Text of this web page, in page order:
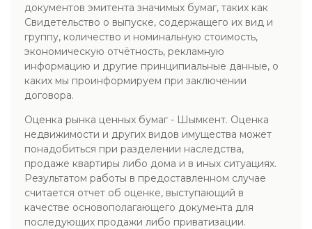
документов эмитента значимых бумаг, таких как
Свидетельство о выпуске, содержащего их вид и
группу, количество и номинальную стоимость,
экономическую отчётность, рекламную
информацию и другие принципиальные данные, о
каких мы проинформируем при заключении
договора.
Оценка рынка ценных бумаг - Шымкент. Оценка
недвижимости и других видов имущества может
понадобиться при разделении наследства,
продаже квартиры либо дома и в иных ситуациях.
Результатом работы в предоставленном случае
считается отчет об оценке, выступающий в
качестве основополагающего документа для
последующих продажи либо приватизации.